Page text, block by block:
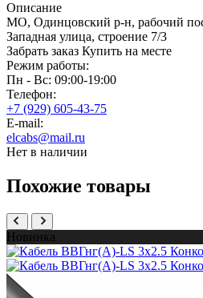
Описание
МО, Одинцовский р-н, рабочий
Западная улица, строение 7/3
Забрать заказ Купить на месте
Режим работы:
Пн - Вс: 09:00-19:00
Телефон:
+7 (929) 605-43-75
E-mail:
elcabs@mail.ru
Нет в наличии
Похожие товары
Новинка